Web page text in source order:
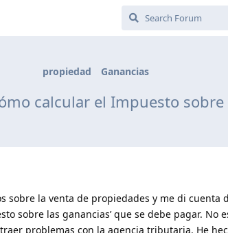
propiedad Ganancias
calcular el Impuesto
sobre la venta de propiedades y me di cuenta
sobre las ganancias’ que se debe pagar. No
problemas con la agencia tributaria. He